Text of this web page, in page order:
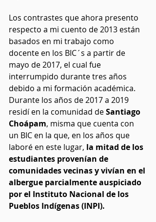
Los contrastes que ahora presento
respecto a mi cuento de 2013 están
basados en mi trabajo como
docente en los BIC´s a partir de
mayo de 2017, el cual fue
interrumpido durante tres años
debido a mi formación académica.
Durante los años de 2017 a 2019
residí en la comunidad de Santiago
Choápam, misma que cuenta con
un BIC en la que, en los años que
laboré en este lugar, la mitad de los
estudiantes provenían de
comunidades vecinas y vivían en el
albergue parcialmente auspiciado
por el Instituto Nacional de los
Pueblos Indígenas (INPI).